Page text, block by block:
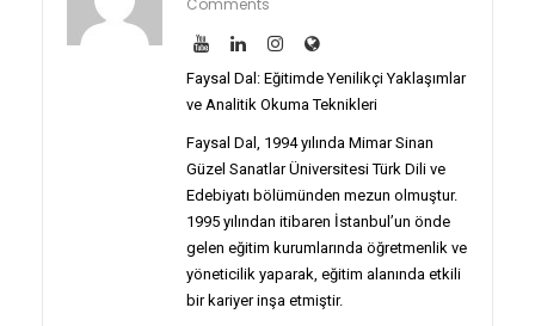
Comments
Faysal Dal: Eğitimde Yenilikçi Yaklaşımlar
ve Analitik Okuma Teknikleri
Faysal Dal, 1994 yılında Mimar Sinan
Güzel Sanatlar Üniversitesi Türk Dili ve
Edebiyatı bölümünden mezun olmuştur.
1995 yılından itibaren İstanbul’un önde
gelen eğitim kurumlarında öğretmenlik ve
yöneticilik yaparak, eğitim alanında etkili
bir kariyer inşa etmiştir.